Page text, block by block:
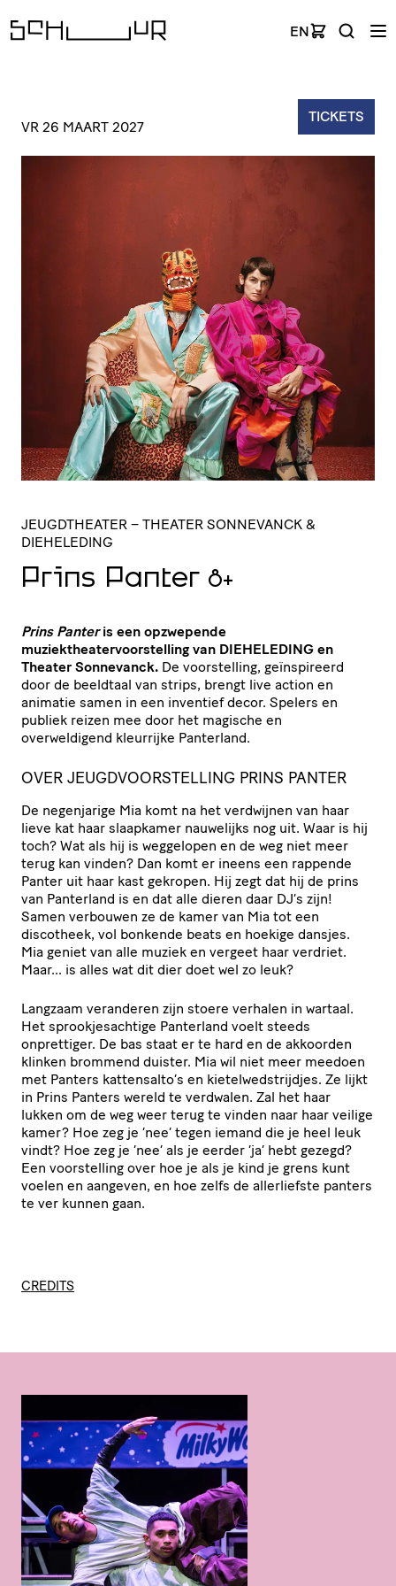
EN
TICKETS
VR 26 MAART 2027
JEUGDTHEATER – THEATER SONNEVANCK &
DIEHELEDING
Prins Panter 8+
Prins Panteris een opzwepende
muziektheatervoorstelling van DIEHELEDING en
Theater Sonnevanck. De voorstelling, geïnspireerd
door de beeldtaal van strips, brengt live action en
animatie samen in een inventief decor. Spelers en
publiek reizen mee door het magische en
overweldigend kleurrijke Panterland.
OVER JEUGDVOORSTELLING PRINS PANTER
De negenjarige Mia komt na het verdwijnen van haar
lieve kat haar slaapkamer nauwelijks nog uit. Waar is hij
toch? Wat als hij is weggelopen en de weg niet meer
terug kan vinden? Dan komt er ineens een rappende
Panter uit haar kast gekropen. Hij zegt dat hij de prins
van Panterland is en dat alle dieren daar DJ’s zijn!
Samen verbouwen ze de kamer van Mia tot een
discotheek, vol bonkende beats en hoekige dansjes.
Mia geniet van alle muziek en vergeet haar verdriet.
Maar… is alles wat dit dier doet wel zo leuk?
Langzaam veranderen zijn stoere verhalen in wartaal.
Het sprookjesachtige Panterland voelt steeds
onprettiger. De bas staat er te hard en de akkoorden
klinken brommend duister. Mia wil niet meer meedoen
met Panters kattensalto’s en kietelwedstrijdjes. Ze lijkt
in Prins Panters wereld te verdwalen. Zal het haar
lukken om de weg weer terug te vinden naar haar veilige
kamer? Hoe zeg je ‘nee’ tegen iemand die je heel leuk
vindt? Hoe zeg je ‘nee’ als je eerder ‘ja’ hebt gezegd?
Een voorstelling over hoe je als je kind je grens kunt
voelen en aangeven, en hoe zelfs de allerliefste panters
te ver kunnen gaan.
CREDITS